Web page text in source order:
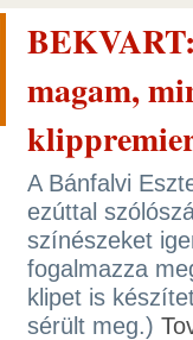
magam,
A Bánfalvi
ezúttal
színészeket
fogalmazza
klipet is
sérült meg.)